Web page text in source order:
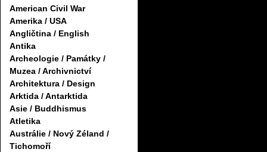
American Civil War
Amerika / USA
Angličtina / English
Antika
Archeologie / Památky /
Muzea / Archivnictví
Architektura / Design
Arktida / Antarktida
Asie / Buddhismus
Atletika
Austrálie / Nový Zéland /
Tichomoří